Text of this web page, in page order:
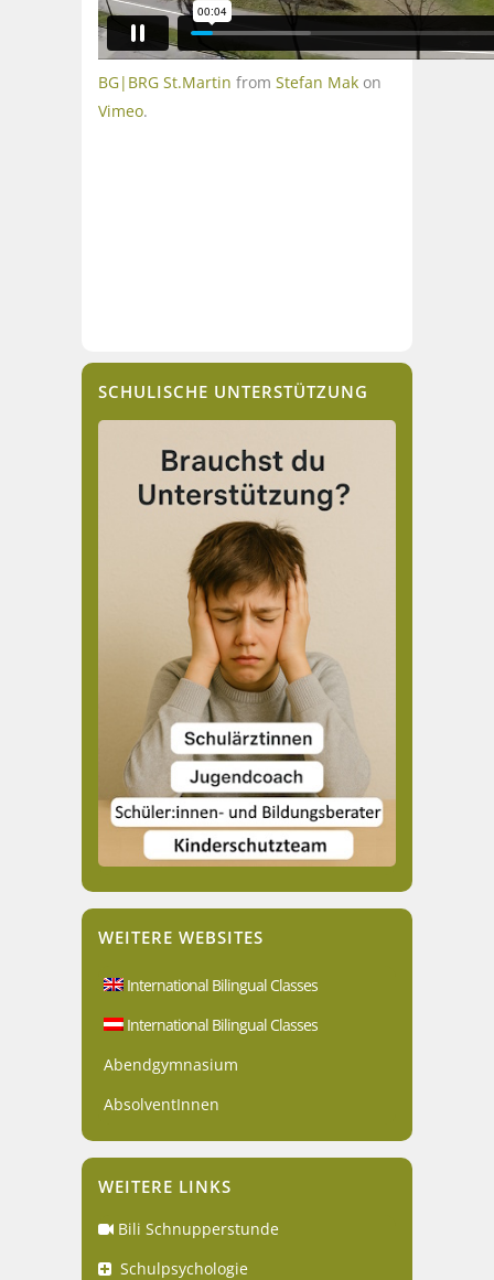
BG|BRG St.Martin from Stefan Mak on
Vimeo.
SCHULISCHE UNTERSTÜTZUNG
WEITERE WEBSITES
International Bilingual Classes
International Bilingual Classes
Abendgymnasium
AbsolventInnen
WEITERE LINKS
Bili Schnupperstunde
Schulpsychologie